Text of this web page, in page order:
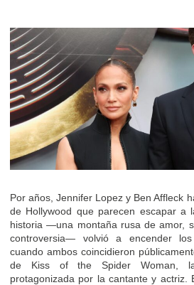
Por años, Jennifer Lopez y Ben Affleck
de Hollywood que parecen escapar a
historia —una montaña rusa de amor,
controversia— volvió a encender
cuando ambos coincidieron
de Kiss of the Spider Woman,
protagonizada por la cantante y actriz.